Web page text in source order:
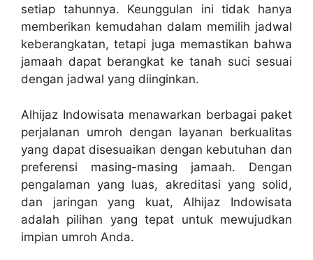
setiap tahunnya. Keunggulan ini tidak hanya
memberikan kemudahan dalam memilih jadwal
keberangkatan, tetapi juga memastikan bahwa
jamaah dapat berangkat ke tanah suci sesuai
dengan jadwal yang diinginkan.
Alhijaz Indowisata menawarkan berbagai paket
perjalanan umroh dengan layanan berkualitas
yang dapat disesuaikan dengan kebutuhan dan
preferensi masing-masing jamaah. Dengan
pengalaman yang luas, akreditasi yang solid,
dan jaringan yang kuat, Alhijaz Indowisata
adalah pilihan yang tepat untuk mewujudkan
impian umroh Anda.